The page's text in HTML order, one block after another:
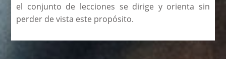
el conjunto de lecciones se dirige y orienta sin
perder de vista este propósito.